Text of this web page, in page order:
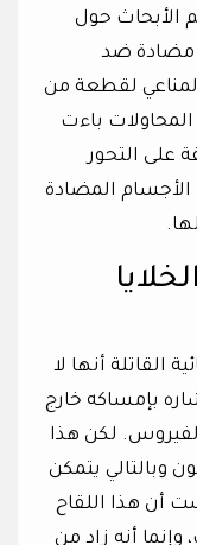
معظم الأبحاث حول
مضادة ضد
لقطعة من
باءت
على التحور
الأجسام المضادة
القاتلة أنها لا
بإمساكه خارج
لكن هذا
وبالتالي يتمكن
أن هذا اللقاح
أنه زاد من